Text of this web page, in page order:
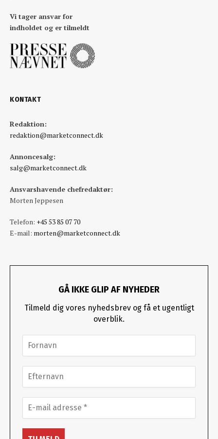
Vi tager ansvar for
indholdet og er tilmeldt
KONTAKT
Redaktion:
redaktion@marketconnect.dk
Annoncesalg:
salg@marketconnect.dk
Ansvarshavende chefredaktør:
Morten Jeppesen
Telefon: +45 53 85 07 70
E-mail: morten@marketconnect.dk
GÅ IKKE GLIP AF NYHEDER
Tilmeld dig vores nyhedsbrev og få et ugentligt
overblik.